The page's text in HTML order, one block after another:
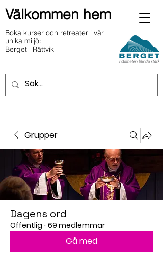
Välkommen hem
Boka kurser och retreater i vår
unika miljö:
Berget i Rättvik
Grupper
Dagens ord
Offentlig · 69 medlemmar
Gå med